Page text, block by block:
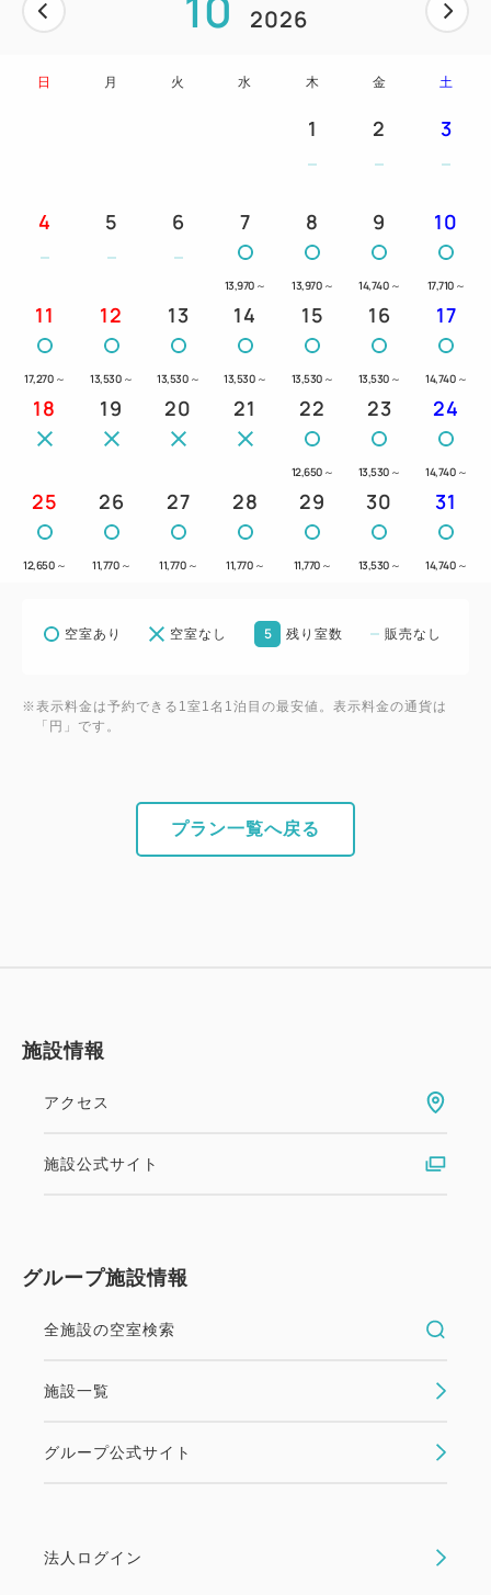
2026
日 月 火 水 木 金 土
1 2 3
4 5 6 7
13,970 ～
8
13,970 ～
9
14,740 ～
10
17,710 ～
11
17,270 ～
12
13,530 ～
13
13,530 ～
14
13,530 ～
15
13,530 ～
16
13,530 ～
17
14,740 ～
18 19 20 21 22
12,650 ～
23
13,530 ～
24
14,740 ～
25
12,650 ～
26
11,770 ～
27
11,770 ～
28
11,770 ～
29
11,770 ～
30
13,530 ～
31
14,740 ～
空室あり 空室なし 5 残り室数 販売なし
※表示料金は予約できる1室1名1泊目の最安値。表示料金の通貨は
「円」です。
プラン一覧へ戻る
施設情報
アクセス
施設公式サイト
グループ施設情報
全施設の空室検索
施設一覧
グループ公式サイト
法人ログイン